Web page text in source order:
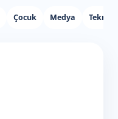
Çocuk Medya Teknik